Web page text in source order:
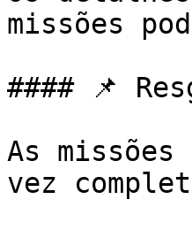
missões
#### 📌
As missões
vez